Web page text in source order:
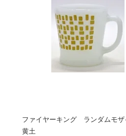
ファイヤーキング ランダムモザ
黄土